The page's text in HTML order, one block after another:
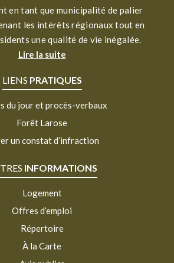
en tant que municipalité de palier
les intérêts régionaux tout en
une qualité de vie inégalée.
Lire la suite
LIENS PRATIQUES
du jour et procès-verbaux
Forêt Larose
un constat d’infraction
INFORMATIONS
Logement
Offres d’emploi
Répertoire
À la Carte